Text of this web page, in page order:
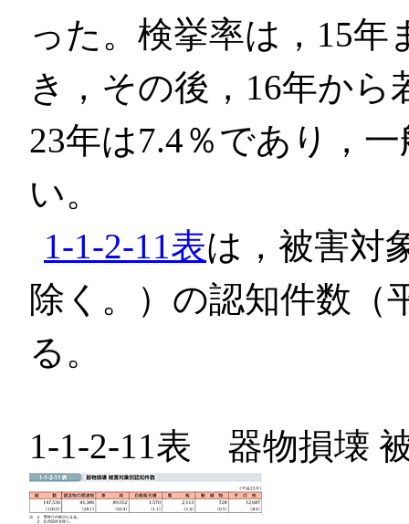
った。検挙率は，15
き，その後，16年か
23年は7.4％であり，
い。
1-1-2-11表は，被害対
除く。）の認知件数（
る。
1-1-2-11表 器物損壊